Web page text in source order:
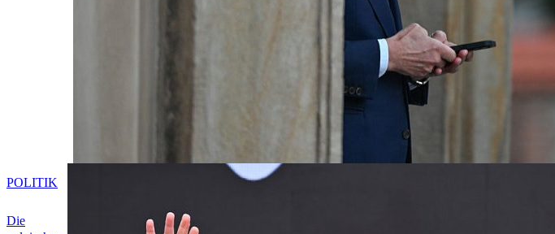
Die
POLITIK